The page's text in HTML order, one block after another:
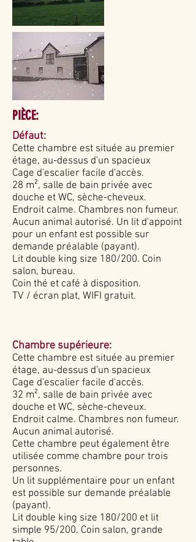
PIÈCE:
Défaut:
Cette chambre est située au premier
étage, au-dessus d'un spacieux
Cage d'escalier facile d'accès.
28 m², salle de bain privée avec
douche et WC, sèche-cheveux.
Endroit calme. Chambres non fumeur.
Aucun animal autorisé. Un lit d'appoint
pour un enfant est possible sur
demande préalable (payant).
Lit double king size 180/200. Coin
salon, bureau.
Coin thé et café à disposition.
TV / écran plat, WIFI gratuit.
Chambre supérieure:
Cette chambre est située au premier
étage, au-dessus d'un spacieux
Cage d'escalier facile d'accès.
32 m², salle de bain privée avec
douche et WC, sèche-cheveux.
Endroit calme. Chambres non fumeur.
Aucun animal autorisé.
Cette chambre peut également être
utilisée comme chambre pour trois
personnes.
Un lit supplémentaire pour un enfant
est possible sur demande préalable
(payant).
Lit double king size 180/200 et lit
simple 95/200. Coin salon, grande